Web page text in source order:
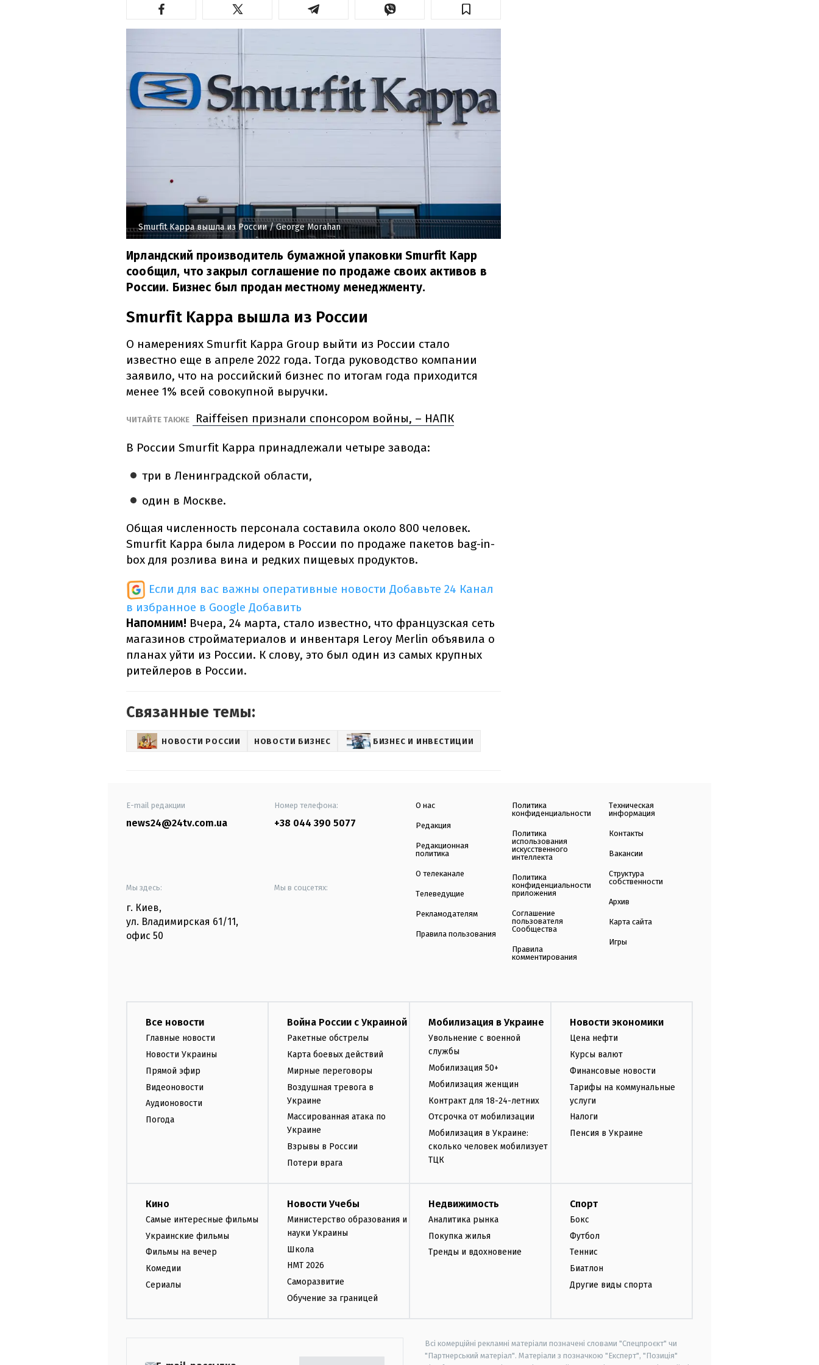
Smurfit Kappа вышла из России/ George Morahan
Ирландский производитель бумажной упаковки Smurfit Kapp
сообщил, что закрыл соглашение по продаже своих активов в
России. Бизнес был продан местному менеджменту.
Smurfit Kappа вышла из России
О намерениях Smurfit Kappа Group выйти из России стало
известно еще в апреле 2022 года. Тогда руководство компании
заявило, что на российский бизнес по итогам года приходится
менее 1% всей совокупной выручки.
ЧИТАЙТЕ ТАКЖЕ Raiffeisen признали спонсором войны, – НАПК
В России Smurfit Kappa принадлежали четыре завода:
три в Ленинградской области,
один в Москве.
Общая численность персонала составила около 800 человек.
Smurfit Kappa была лидером в России по продаже пакетов bag-in-
box для розлива вина и редких пищевых продуктов.
Если для вас важны оперативные новости Добавьте 24 Канал
в избранное в Google Добавить
Напомним! Вчера, 24 марта, стало известно, что французская сеть
магазинов стройматериалов и инвентаря Leroy Merlin объявила о
планах уйти из России. К слову, это был один из самых крупных
ритейлеров в России.
Связанные темы:
НОВОСТИ РОССИИ НОВОСТИ БИЗНЕС БИЗНЕС И ИНВЕСТИЦИИ
E-mail редакции
news24@24tv.com.ua
Номер телефона:
+38 044 390 5077
Мы здесь:
г. Киев,
ул. Владимирская 61/11,
офис 50
Мы в соцсетях:
О нас
Редакция
Редакционная
политика
О телеканале
Телеведущие
Рекламодателям
Правила пользования
Политика
конфиденциальности
Политика
использования
искусственного
интеллекта
Политика
конфиденциальности
приложения
Соглашение
пользователя
Сообщества
Правила
комментирования
Техническая
информация
Контакты
Вакансии
Структура
собственности
Архив
Карта сайта
Игры
Все новости
Главные новости
Новости Украины
Прямой эфир
Видеоновости
Аудионовости
Погода
Война России с Украиной
Ракетные обстрелы
Карта боевых действий
Мирные переговоры
Воздушная тревога в
Украине
Массированная атака по
Украине
Взрывы в России
Потери врага
Мобилизация в Украине
Увольнение с военной
службы
Мобилизация 50+
Мобилизация женщин
Контракт для 18-24-летних
Отсрочка от мобилизации
Мобилизация в Украине:
сколько человек мобилизует
ТЦК
Новости экономики
Цена нефти
Курсы валют
Финансовые новости
Тарифы на коммунальные
услуги
Налоги
Пенсия в Украине
Кино
Самые интересные фильмы
Украинские фильмы
Фильмы на вечер
Комедии
Сериалы
Новости Учебы
Министерство образования и
науки Украины
Школа
НМТ 2026
Саморазвитие
Обучение за границей
Недвижимость
Аналитика рынка
Покупка жилья
Тренды и вдохновение
Спорт
Бокс
Футбол
Теннис
Биатлон
Другие виды спорта
Всі комерційні рекламні матеріали позначені словами "Спецпроєкт" чи
"Партнерський матеріал". Матеріали з позначкою "Експерт", "Позиція"